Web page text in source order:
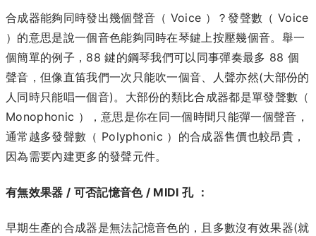
合成器能夠同時發出幾個聲音（ Voice ）？發聲數（ Voice
）的意思是說一個音色能夠同時在琴鍵上按壓幾個音。舉一
個簡單的例子，88 鍵的鋼琴我們可以同事彈奏最多 88 個
聲音，但像直笛我們一次只能吹一個音、人聲亦然(大部份的
人同時只能唱一個音)。大部份的類比合成器都是單發聲數（
Monophonic ），意思是你在同一個時間只能彈一個聲音，
通常越多發聲數（ Polyphonic ）的合成器售價也較昂貴，
因為需要內建更多的發聲元件。
有無效果器 / 可否記憶音色 / MIDI 孔 ：
早期生產的合成器是無法記憶音色的，且多數沒有效果器(就